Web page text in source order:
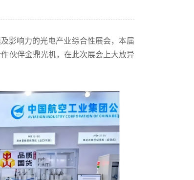
影响力的光电产业综合性展会，本届
伙伴金鼎光机，在此次展会上大放异